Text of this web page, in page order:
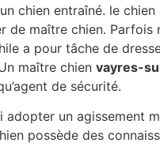
chien entraîné. le
maître chien. Parfois
a pour tâche de
maître chien vayres-
de sécurité.
un agissement
possède des